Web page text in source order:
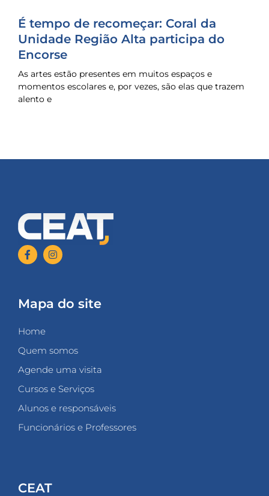
É tempo de recomeçar: Coral da
Unidade Região Alta participa do
Encorse
As artes estão presentes em muitos espaços e
momentos escolares e, por vezes, são elas que trazem
alento e
Mapa do site
Home
Quem somos
Agende uma visita
Cursos e Serviços
Alunos e responsáveis
Funcionários e Professores
CEAT